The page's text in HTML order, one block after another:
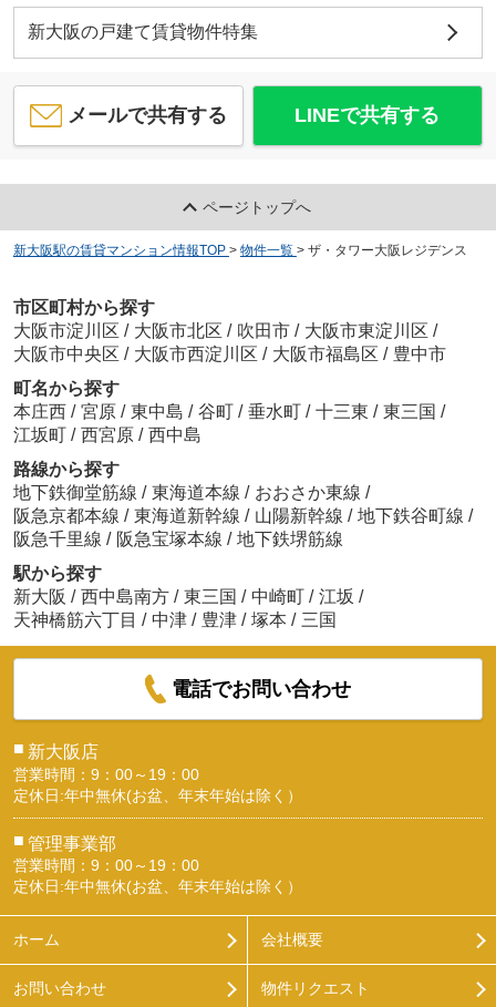
新大阪の戸建て賃貸物件特集
メールで共有する LINEで共有する
ページトップへ
新大阪駅の賃貸マンション情報TOP > 物件一覧 > ザ・タワー大阪レジデンス
市区町村から探す
大阪市淀川区 / 大阪市北区 / 吹田市 / 大阪市東淀川区 /
大阪市中央区 / 大阪市西淀川区 / 大阪市福島区 / 豊中市
町名から探す
本庄西 / 宮原 / 東中島 / 谷町 / 垂水町 / 十三東 / 東三国 /
江坂町 / 西宮原 / 西中島
路線から探す
地下鉄御堂筋線 / 東海道本線 / おおさか東線 /
阪急京都本線 / 東海道新幹線 / 山陽新幹線 / 地下鉄谷町線 /
阪急千里線 / 阪急宝塚本線 / 地下鉄堺筋線
駅から探す
新大阪 / 西中島南方 / 東三国 / 中崎町 / 江坂 /
天神橋筋六丁目 / 中津 / 豊津 / 塚本 / 三国
電話でお問い合わせ
■ 新大阪店
営業時間：9：00～19：00
定休日:年中無休(お盆、年末年始は除く）
■ 管理事業部
営業時間：9：00～19：00
定休日:年中無休(お盆、年末年始は除く）
ホーム 会社概要
お問い合わせ 物件リクエスト